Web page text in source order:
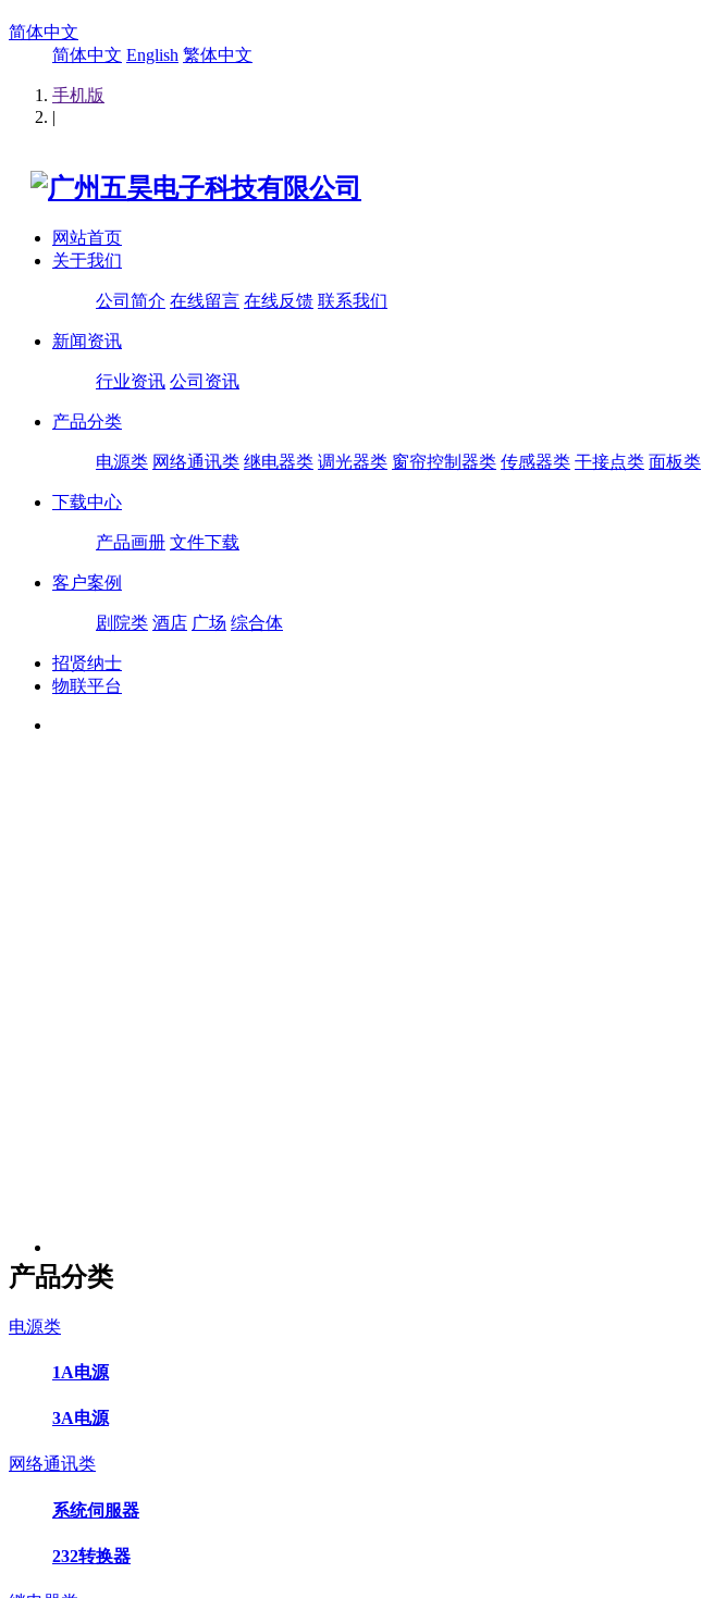
简体中文
简体中文 English 繁体中文
手机版
|
网站首页
关于我们
公司简介 在线留言 在线反馈 联系我们
新闻资讯
行业资讯 公司资讯
产品分类
电源类 网络通讯类 继电器类 调光器类 窗帘控制器类 传感器类 干接点类 面板类
下载中心
产品画册 文件下载
客户案例
剧院类 酒店 广场 综合体
招贤纳士
物联平台
产品分类
电源类
1A电源
3A电源
网络通讯类
系统伺服器
232转换器